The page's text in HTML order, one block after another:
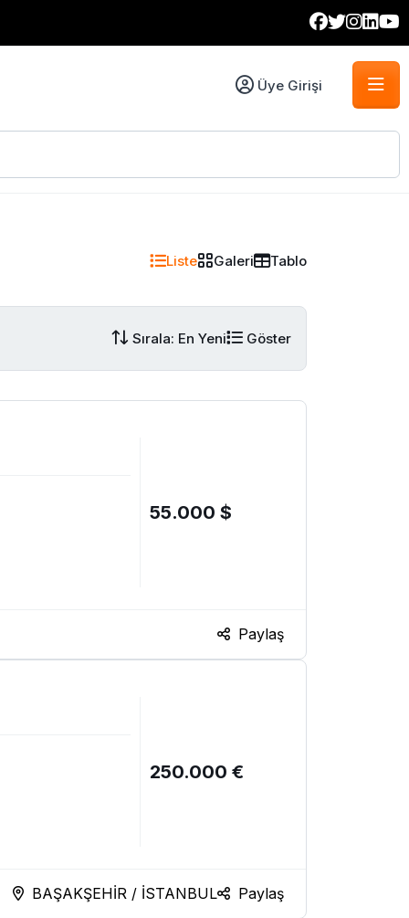
Üye Girişi
Liste Galeri Tablo
Sırala: En Yeni Göster
55.000 $
Paylaş
250.000 €
BAŞAKŞEHİR / İSTANBUL Paylaş